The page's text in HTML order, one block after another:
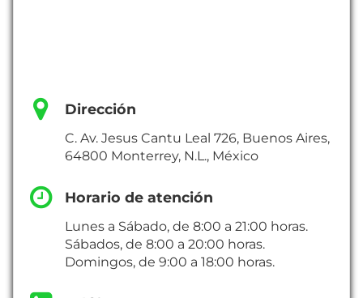
Dirección
C. Av. Jesus Cantu Leal 726, Buenos Aires,
64800 Monterrey, N.L., México
Horario de atención
Lunes a Sábado, de 8:00 a 21:00 horas.
Sábados, de 8:00 a 20:00 horas.
Domingos, de 9:00 a 18:00 horas.